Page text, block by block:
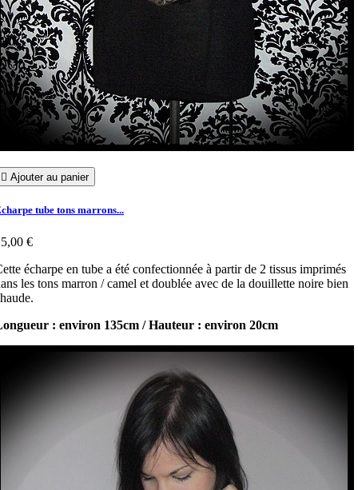
 Ajouter au panier
tube tons marrons...
€
écharpe en tube a été confectionnée à partir de 2 tissus imprimés
les tons marron / camel et doublée avec de la douillette noire bien
: environ 135cm / Hauteur : environ 20cm